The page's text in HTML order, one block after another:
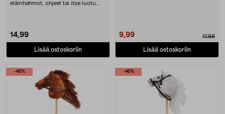
eläinhahmot, ohjeet tai itse luotu
14,99
Lisää ostoskoriin
9,99 17,99
Lisää ostoskoriin
-40% -40%